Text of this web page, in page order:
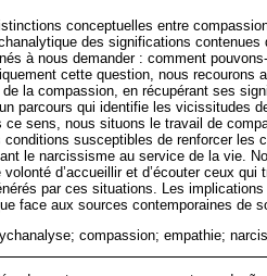
conceptuelles entre
des significations
à nous demander : comment
cette question, nous recourons
de la compassion, en récupérant ses
parcours qui identifie les vicissitudes
ce sens, nous situons le travail de
conditions susceptibles de renforcer les
le narcissisme au service de la vie.
d’accueillir et d’écouter ceux
par ces situations. Les
face aux sources contemporaines de
compassion; empathie;